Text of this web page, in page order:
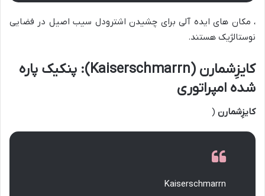
، مکان های ایده آلی برای چشیدن اشترودل سیب اصیل در فضایی
نوستالژیک هستند.
کایزِشمارن (Kaiserschmarrn): پنکیک پاره
شده امپراتوری
کایزِشمارن (
Kaiserschmarrn